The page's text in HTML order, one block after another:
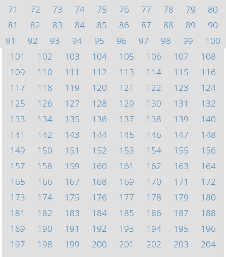
71
72 73 74 75 76 77 78 79
80
81
82 83 84 85 86 87 88 89
90
91
92 93 94 95 96 97 98 99
100
101
102 103 104 105 106 107
108
109
110 111 112 113 114 115
116
117
118 119 120 121 122 123
124
125
126 127 128 129 130 131
132
133
134 135 136 137 138 139
140
141
142 143 144 145 146 147
148
149
150 151 152 153 154 155
156
157
158 159 160 161 162 163
164
165
166 167 168 169 170 171
172
173
174 175 176 177 178 179
180
181
182 183 184 185 186 187
188
189
190 191 192 193 194 195
196
197
198 199 200 201 202 203
204